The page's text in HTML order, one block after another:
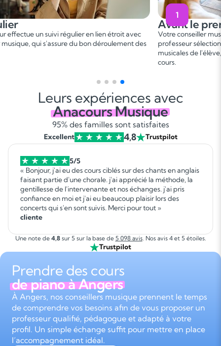
effectue un suivi régulier en lien étroit avec
qui s'assure du bon déroulement des
1
Avant le
Votre conseiller
professeur
musicales de
cours.
Leurs expériences avec
Anacours Musique
95% des familles sont satisfaites
Excellent 4,8 Trustpilot
5/5
« Bonjour, j'ai eu des cours ciblés sur des chants en anglais
faisant partie d'une chorale. j'ai apprécié la méthode, la
gentillesse de l'intervenante et nos échanges. j'ai pris
confiance en moi et j'ai eu beaucoup plaisir lors des
concerts qui s'en sont suivis. Merci pour tout »
cliente
Une note de 4,8sur 5 sur la base de 5 098 avis. Nos avis 4 et 5 étoiles.
Trustpilot
Prendre des cours
de piano à Angers
À Angers, nos conseillers musique prennent le temps
de comprendre vos besoins afin de vous proposer un
professeur qualifié, pédagogue et adapté à votre
profil. Un simple échange suffit pour mettre en place
l’accompagnement idéal.